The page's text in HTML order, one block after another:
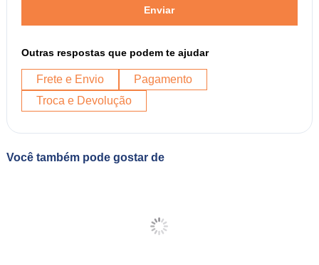
Enviar
Outras respostas que podem te ajudar
Frete e Envio
Pagamento
Troca e Devolução
Você também pode gostar de